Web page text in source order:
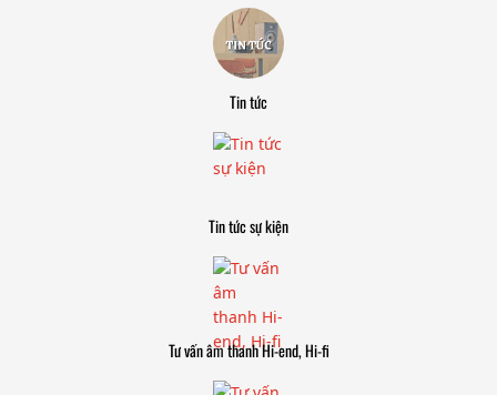
Tin tức
Tin tức sự kiện
Tư vấn âm thanh Hi-end, Hi-fi